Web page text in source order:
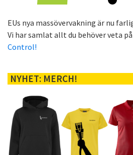
EUs nya massövervakning är nu
Vi har samlat allt du behöver veta
Control!
NYHET: MERCH!